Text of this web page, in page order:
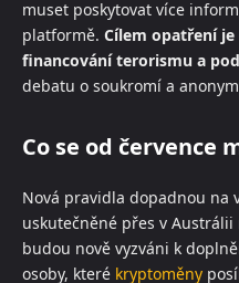
muset poskytovat více
platformě. Cílem opatření
financování terorismu a
debatu o soukromí a
Co se od července
Nová pravidla dopadnou na
uskutečněné přes v
budou nově vyzváni k
osoby, které kryptoměny